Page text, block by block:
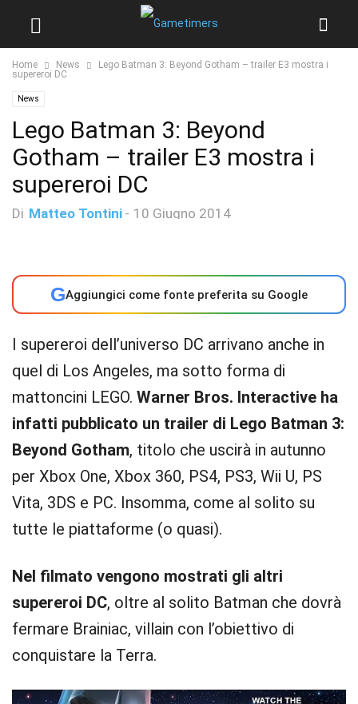
Home News
Lego Batman 3: Beyond Gotham – trailer E3 mostra i
supereroi DC
News
Lego Batman 3: Beyond
Gotham – trailer E3 mostra i
supereroi DC
Di Matteo Tontini - 10 Giugno 2014
GAggiungici come fonte preferita su Google
I supereroi dell’universo DC arrivano anche in
quel di Los Angeles, ma sotto forma di
mattoncini LEGO. Warner Bros. Interactive ha
infatti pubblicato un trailer di Lego Batman 3:
Beyond Gotham, titolo che uscirà in autunno
per Xbox One, Xbox 360, PS4, PS3, Wii U, PS
Vita, 3DS e PC. Insomma, come al solito su
tutte le piattaforme (o quasi).
Nel filmato vengono mostrati gli altri
supereroi DC, oltre al solito Batman che dovrà
fermare Brainiac, villain con l’obiettivo di
conquistare la Terra.